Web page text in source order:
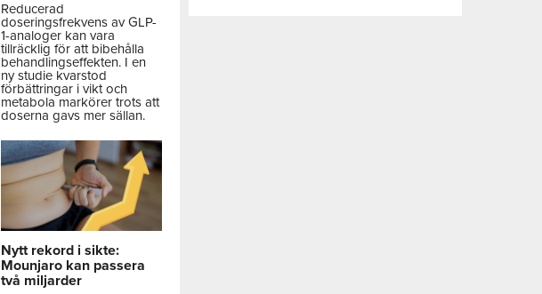
Reducerad
doseringsfrekvens av GLP-
1-analoger kan vara
tillräcklig för att bibehålla
behandlingseffekten. I en
ny studie kvarstod
förbättringar i vikt och
metabola markörer trots att
doserna gavs mer sällan.
Nytt rekord i sikte:
Mounjaro kan passera
två miljarder